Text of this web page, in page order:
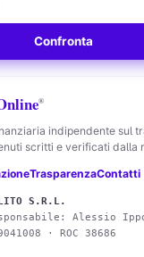
Confronta
®
indipendente sul
scritti e verificati dalla
TrasparenzaContatti
S.R.L.
Alessio
· ROC 38686
Real account tested
0,1%